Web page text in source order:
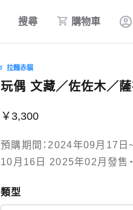
搜尋 購物車
拉麵赤貓
玩偶 文藏／佐佐木／
￥3,300
預購期間：2024年09月17
10月16日 2025年02月發售
類型